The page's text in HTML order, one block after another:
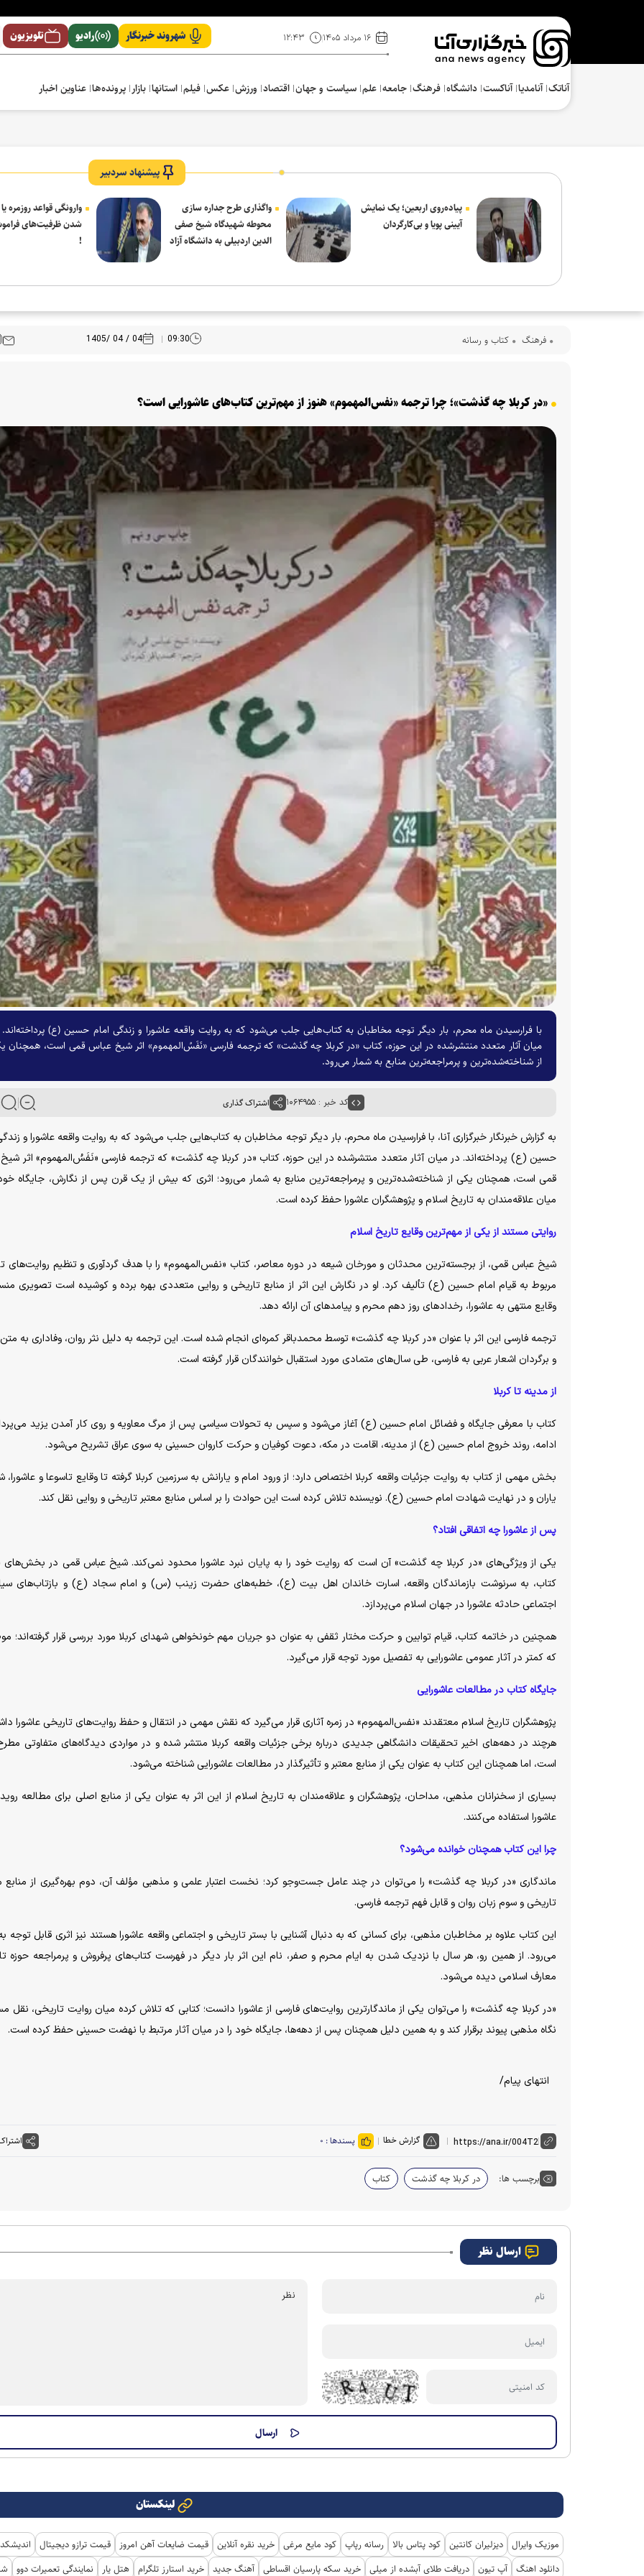
۱۶ مرداد ۱۴۰۵ ۱۲:۴۳ شهروند خبرنگار رادیو تلویزیون
آناتک آنامدیا آناکست دانشگاه فرهنگ‌ جامعه علم سیاست و جهان اقتصاد ورزش عکس فیلم استانها بازار پرونده‌ها عناوین اخبار
پیشنهاد سردبیر
پیاده‌روی اربعین؛ یک نمایش
آیینی پویا و بی‌کارگردان
واگذاری طرح جداره سازی
محوطه شهیدگاه شیخ صفی
الدین اردبیلی به دانشگاه آزاد
وارونگی قواعد روزمره
شدن ظرفیت‌های
!
فرهنگ‌ کتاب و رسانه 09:30
04 / 04 /1405
«در کربلا چه گذشت»؛ چرا ترجمه «نفس‌المهموم» هنوز از مهم‌ترین کتاب‌های عاشورایی است؟
با فرارسیدن ماه محرم، بار دیگر توجه مخاطبان به کتاب‌هایی جلب می‌شود که به روایت واقعه عاشورا و زندگی امام حسین (ع) پرداخته‌اند.
میان آثار متعدد منتشرشده در این حوزه، کتاب «در کربلا چه گذشت» که ترجمه فارسی «نَفَسُ‌المهموم» اثر شیخ عباس قمی است، همچنان
از شناخته‌شده‌ترین و پرمراجعه‌ترین منابع به شمار می‌رود.
کد خبر : ۱۰۶۴۹۵۵ اشتراک گذاری
به گزارش خبرنگار خبرگزاری آنا، با فرارسیدن ماه محرم، بار دیگر توجه مخاطبان به کتاب‌هایی جلب می‌شود که به روایت واقعه عاشورا و
حسین (ع) پرداخته‌اند. در میان آثار متعدد منتشرشده در این حوزه، کتاب «در کربلا چه گذشت» که ترجمه فارسی «نَفَسُ‌المهموم» اثر
قمی است، همچنان یکی از شناخته‌شده‌ترین و پرمراجعه‌ترین منابع به شمار می‌رود؛ اثری که بیش از یک قرن پس از نگارش، جایگاه
میان علاقه‌مندان به تاریخ اسلام و پژوهشگران عاشورا حفظ کرده است.
روایتی مستند از یکی از مهم‌ترین وقایع تاریخ اسلام
شیخ عباس قمی، از برجسته‌ترین محدثان و مورخان شیعه در دوره معاصر، کتاب «نفس‌المهموم» را با هدف گردآوری و تنظیم روایت‌های
مربوط به قیام امام حسین (ع) تألیف کرد. او در نگارش این اثر از منابع تاریخی و روایی متعددی بهره برده و کوشیده است تصویری
وقایع منتهی به عاشورا، رخداد‌های روز دهم محرم و پیامد‌های آن ارائه دهد.
ترجمه فارسی این اثر با عنوان «در کربلا چه گذشت» توسط محمدباقر کمره‌ای انجام شده است. این ترجمه به دلیل نثر روان، وفاداری به
و برگردان اشعار عربی به فارسی، طی سال‌های متمادی مورد استقبال خوانندگان قرار گرفته است.
از مدینه تا کربلا
کتاب با معرفی جایگاه و فضائل امام حسین (ع) آغاز می‌شود و سپس به تحولات سیاسی پس از مرگ معاویه و روی کار آمدن یزید
ادامه، روند خروج امام حسین (ع) از مدینه، اقامت در مکه، دعوت کوفیان و حرکت کاروان حسینی به سوی عراق تشریح می‌شود.
بخش مهمی از کتاب به روایت جزئیات واقعه کربلا اختصاص دارد؛ از ورود امام و یارانش به سرزمین کربلا گرفته تا وقایع تاسوعا و
یاران و در نهایت شهادت امام حسین (ع). نویسنده تلاش کرده است این حوادث را بر اساس منابع معتبر تاریخی و روایی نقل کند.
پس از عاشورا چه اتفاقی افتاد؟
یکی از ویژگی‌های «در کربلا چه گذشت» آن است که روایت خود را به پایان نبرد عاشورا محدود نمی‌کند. شیخ عباس قمی در بخش‌های
کتاب، به سرنوشت بازماندگان واقعه، اسارت خاندان اهل بیت (ع)، خطبه‌های حضرت زینب (س) و امام سجاد (ع) و بازتاب‌های
اجتماعی حادثه عاشورا در جهان اسلام می‌پردازد.
همچنین در خاتمه کتاب، قیام توابین و حرکت مختار ثقفی به عنوان دو جریان مهم خونخواهی شهدای کربلا مورد بررسی قرار گرفته‌اند؛
که کمتر در آثار عمومی عاشورایی به تفصیل مورد توجه قرار می‌گیرد.
جایگاه کتاب در مطالعات عاشورایی
پژوهشگران تاریخ اسلام معتقدند «نفس‌المهموم» در زمره آثاری قرار می‌گیرد که نقش مهمی در انتقال و حفظ روایت‌های تاریخی عاشورا
هرچند در دهه‌های اخیر تحقیقات دانشگاهی جدیدی درباره برخی جزئیات واقعه کربلا منتشر شده و در مواردی دیدگاه‌های متفاوتی
است، اما همچنان این کتاب به عنوان یکی از منابع معتبر و تأثیرگذار در مطالعات عاشورایی شناخته می‌شود.
بسیاری از سخنرانان مذهبی، مداحان، پژوهشگران و علاقه‌مندان به تاریخ اسلام از این اثر به عنوان یکی از منابع اصلی برای مطالعه
عاشورا استفاده می‌کنند.
چرا این کتاب همچنان خوانده می‌شود؟
ماندگاری «در کربلا چه گذشت» را می‌توان در چند عامل جست‌و‌جو کرد؛ نخست اعتبار علمی و مذهبی مؤلف آن، دوم بهره‌گیری از منابع
تاریخی و سوم زبان روان و قابل فهم ترجمه فارسی.
این کتاب علاوه بر مخاطبان مذهبی، برای کسانی که به دنبال آشنایی با بستر تاریخی و اجتماعی واقعه عاشورا هستند نیز اثری قابل توجه
می‌رود. از همین رو، هر سال با نزدیک شدن به ایام محرم و صفر، نام این اثر بار دیگر در فهرست کتاب‌های پرفروش و پرمراجعه حوزه
معارف اسلامی دیده می‌شود.
«در کربلا چه گذشت» را می‌توان یکی از ماندگارترین روایت‌های فارسی از عاشورا دانست؛ کتابی که تلاش کرده میان روایت تاریخی، نقل
نگاه مذهبی پیوند برقرار کند و به همین دلیل همچنان پس از دهه‌ها، جایگاه خود را در میان آثار مرتبط با نهضت حسینی حفظ کرده است.
انتهای پیام/
گزارش خطا پسندها : ۰
برچسب ها: در کربلا چه گذشت کتاب
ارسال نظر
لینکستان
موزیک وایرال دیزلیران کانتین کود پتاس بالا رسانه رپاپ کود مایع مرغی خرید نقره آنلاین قیمت ضایعات آهن امروز قیمت ترازو دیجیتال
دانلود اهنگ آپ تیون دریافت طلای آبشده از میلی خرید سکه پارسیان اقساطی آهنگ جدید خرید استارز تلگرام هتل یار نمایندگی تعمیرات دوو